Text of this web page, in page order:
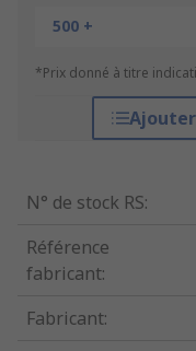
500 +
*Prix donné à titre
N° de stock RS:
Référence
fabricant:
Fabricant: